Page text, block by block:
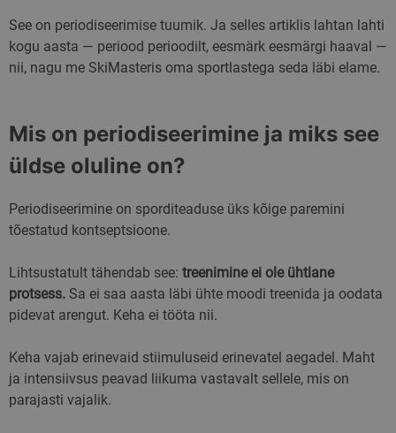
See on periodiseerimise tuumik. Ja selles artiklis lahtan lahti
kogu aasta — periood perioodilt, eesmärk eesmärgi haaval —
nii, nagu me SkiMasteris oma sportlastega seda läbi elame.
Mis on periodiseerimine ja miks see
üldse oluline on?
Periodiseerimine on sporditeaduse üks kõige paremini
tõestatud kontseptsioone.
Lihtsustatult tähendab see: treenimine ei ole ühtlane
protsess. Sa ei saa aasta läbi ühte moodi treenida ja oodata
pidevat arengut. Keha ei tööta nii.
Keha vajab erinevaid stiimuluseid erinevatel aegadel. Maht
ja intensiivsus peavad liikuma vastavalt sellele, mis on
parajasti vajalik.